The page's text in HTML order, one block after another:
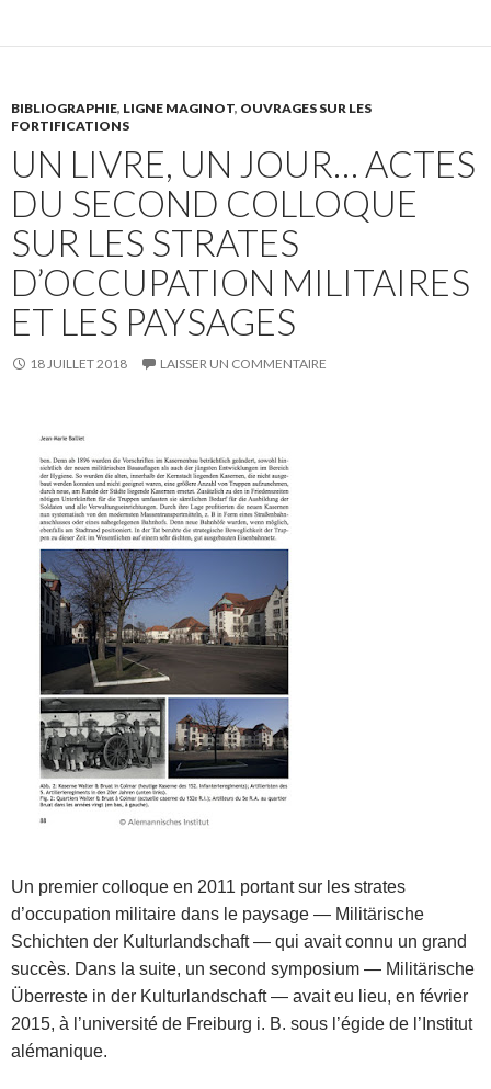
BIBLIOGRAPHIE, LIGNE MAGINOT, OUVRAGES SUR LES
FORTIFICATIONS
UN LIVRE, UN JOUR… ACTES
DU SECOND COLLOQUE
SUR LES STRATES
D’OCCUPATION MILITAIRES
ET LES PAYSAGES
18 JUILLET 2018 LAISSER UN COMMENTAIRE
Un premier colloque en 2011 portant sur les strates
d’occupation militaire dans le paysage — Militärische
Schichten der Kulturlandschaft — qui avait connu un grand
succès. Dans la suite, un second symposium — Militärische
Ü̈berreste in der Kulturlandschaft — avait eu lieu, en février
2015, à l’université de Freiburg i. B. sous l’égide de l’Institut
alémanique.